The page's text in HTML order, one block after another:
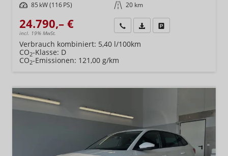
Leistung 85 kW (116 PS) Kilometerstand 20 km
24.790,– €
incl. 19% MwSt.
Wir rufen Sie anFahrzeugexposé (PDF)
Verbrauch kombiniert: 5,40 l/100km
CO2-Klasse: D
CO2-Emissionen: 121,00 g/km